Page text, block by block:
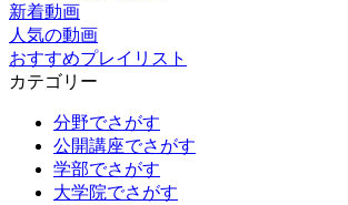
新着動画
人気の動画
おすすめプレイリスト
カテゴリー
分野でさがす
公開講座でさがす
学部でさがす
大学院でさがす